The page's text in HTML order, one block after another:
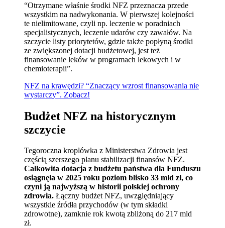
“Otrzymane właśnie środki NFZ przeznacza przede
wszystkim na nadwykonania. W pierwszej kolejności
te nielimitowane, czyli np. leczenie w poradniach
specjalistycznych, leczenie udarów czy zawałów. Na
szczycie listy priorytetów, gdzie także popłyną środki
ze zwiększonej dotacji budżetowej, jest też
finansowanie leków w programach lekowych i w
chemioterapii”.
NFZ na krawędzi? “Znaczący wzrost finansowania nie
wystarczy”. Zobacz!
Budżet NFZ na historycznym
szczycie
Tegoroczna kroplówka z Ministerstwa Zdrowia jest
częścią szerszego planu stabilizacji finansów NFZ.
Całkowita dotacja z budżetu państwa dla Funduszu
osiągnęła w 2025 roku poziom blisko 33 mld zł, co
czyni ją najwyższą w historii polskiej ochrony
zdrowia. Łączny budżet NFZ, uwzględniający
wszystkie źródła przychodów (w tym składki
zdrowotne), zamknie rok kwotą zbliżoną do 217 mld
zł.